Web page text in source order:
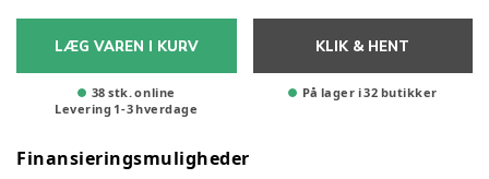
LÆG VAREN I KURV
38 stk. online
Levering 1-3hverdage
KLIK & HENT
På lager i 32 butikker
Finansieringsmuligheder